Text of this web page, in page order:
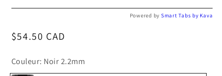
Powered by Smart Tabs by Kava
Prix
$54.50 CAD
Couleur: Noir 2.2mm